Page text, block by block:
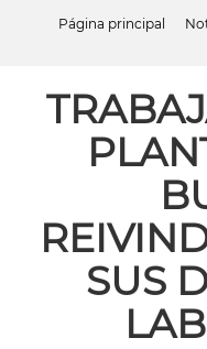
ayuda
navegación
Página principal
SUS